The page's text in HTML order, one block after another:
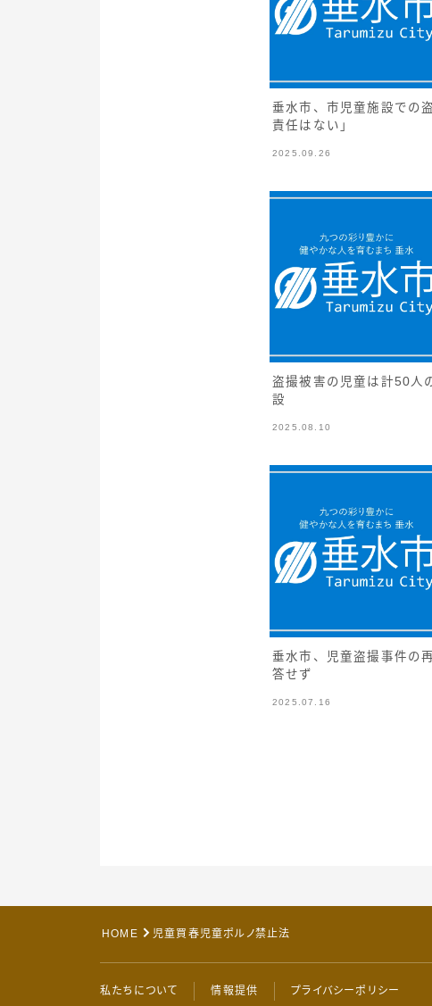
垂水市、市児童施設での
責任はない」
2025.09.26
盗撮被害の児童は計50
設
2025.08.10
垂水市、児童盗撮事件の
答せず
2025.07.16
HOME 児童買春児童ポルノ禁止法
私たちについて 情報提供 プライバシーポリシー